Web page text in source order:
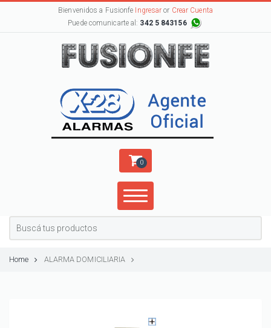
Bienvenidos a Fusionfe Ingresar or Crear Cuenta
Puede comunicarte al: 342 5 843156
0
Home ALARMA DOMICILIARIA